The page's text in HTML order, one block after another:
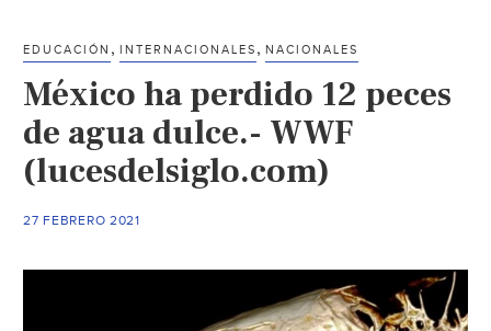
EDUCACIÓN ,INTERNACIONALES ,NACIONALES
México ha perdido 12 peces
de agua dulce.- WWF
(lucesdelsiglo.com)
27 FEBRERO 2021